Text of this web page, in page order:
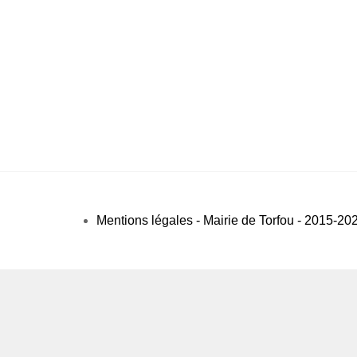
Mentions légales - Mairie de Torfou - 2015-